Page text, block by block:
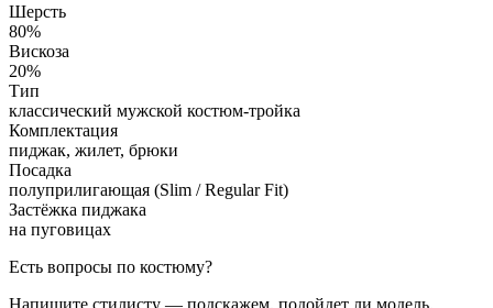
Шерсть
80%
Вискоза
20%
Тип
классический мужской костюм-тройка
Комплектация
пиджак, жилет, брюки
Посадка
полуприлигающая (Slim / Regular Fit)
Застёжка пиджака
на пуговицах
Есть вопросы по костюму?
Напишите стилисту — подскажем, подойдет ли модель,